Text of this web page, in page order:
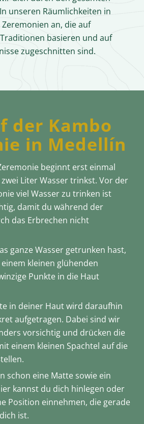
unseren Räumlichkeiten in
an, die auf
basieren und auf
zugeschnitten sind.
der Kambo
in Medellín
beginnt erst einmal
Liter Wasser trinkst. Vor der
viel Wasser zu trinken ist
damit du während der
das Erbrechen nicht
ganze Wasser getrunken hast,
kleinen glühenden
Punkte in die Haut
in deiner Haut wird daraufhin
aufgetragen. Dabei sind wir
vorsichtig und drücken die
einem kleinen Spachtel auf die
schon eine Matte sowie ein
kannst du dich hinlegen oder
Position einnehmen, die gerade
ist.